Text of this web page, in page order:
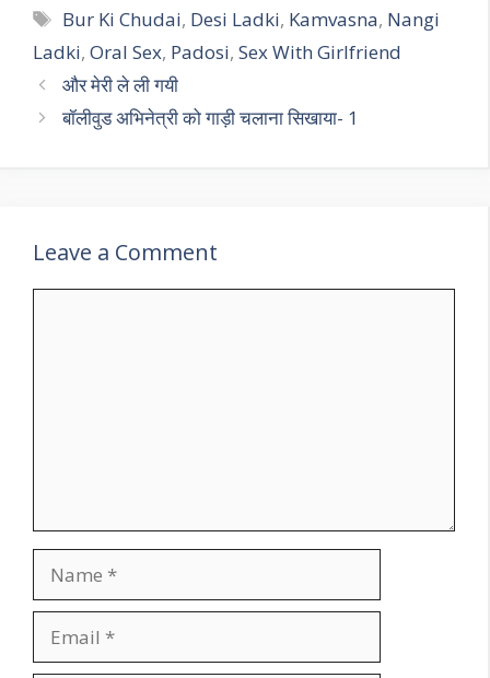
Tags
Bur Ki Chudai, Desi Ladki, Kamvasna, Nangi
Ladki, Oral Sex, Padosi, Sex With Girlfriend
और मेरी ले ली गयी
बॉलीवुड अभिनेत्री को गाड़ी चलाना सिखाया- 1
Leave a Comment